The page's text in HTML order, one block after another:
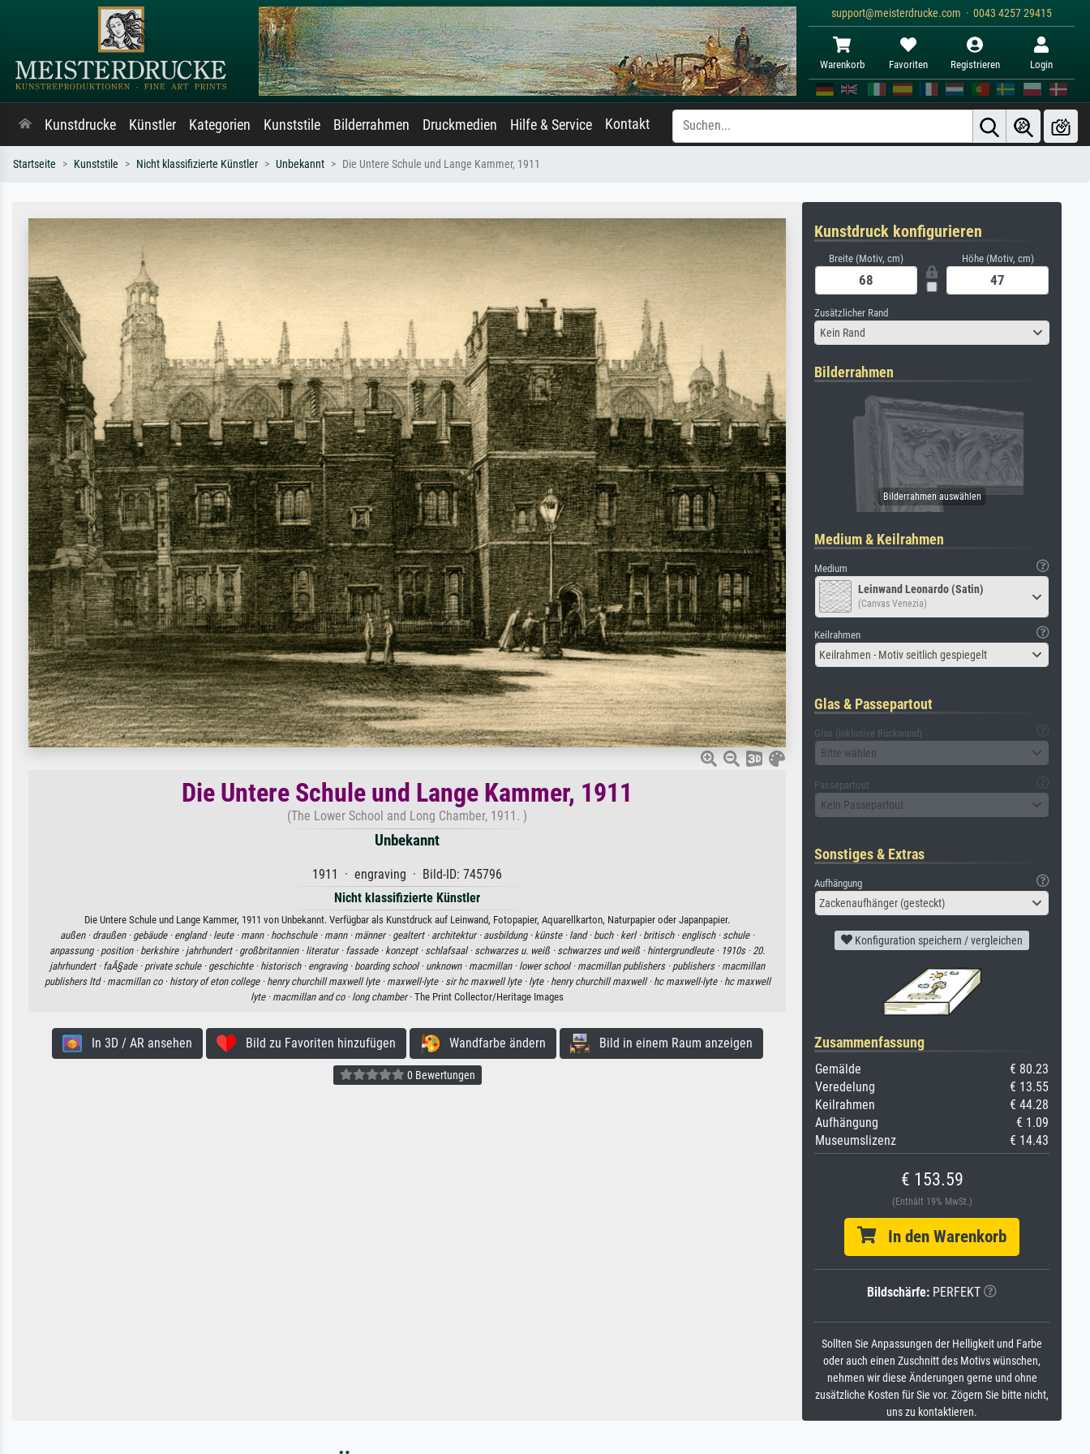
support@meisterdrucke.com · 0043 4257 29415
Warenkorb Favoriten Registrieren Login
Kunstdrucke Künstler Kategorien Kunststile Bilderrahmen Druckmedien Hilfe & Service Kontakt
Startseite Kunststile Nicht klassifizierte Künstler Unbekannt Die Untere Schule und Lange Kammer, 1911
Die Untere Schule und Lange Kammer, 1911
(The Lower School and Long Chamber, 1911. )
Unbekannt
1911 · engraving · Bild-ID: 745796
Nicht klassifizierte Künstler
Die Untere Schule und Lange Kammer, 1911 von Unbekannt. Verfügbar als Kunstdruck auf Leinwand, Fotopapier, Aquarellkarton, Naturpapier oder Japanpapier.
außen · draußen · gebäude · england · leute · mann · hochschule · mann · männer · gealtert · architektur · ausbildung · künste · land · buch · kerl · britisch · englisch · schule ·
anpassung · position · berkshire · jahrhundert · großbritannien · literatur · fassade · konzept · schlafsaal · schwarzes u. weiß · schwarzes und weiß · hintergrundleute · 1910s · 20.
jahrhundert · faÃ§ade · private schule · geschichte · historisch · engraving · boarding school · unknown · macmillan · lower school · macmillan publishers · publishers · macmillan
publishers ltd · macmillan co · history of eton college · henry churchill maxwell lyte · maxwell-lyte · sir hc maxwell lyte · lyte · henry churchill maxwell · hc maxwell-lyte · hc maxwell
lyte · macmillan and co · long chamber· The Print Collector/Heritage Images
In 3D / AR ansehen Bild zu Favoriten hinzufügen Wandfarbe ändern Bild in einem Raum anzeigen
0 Bewertungen
Kunstdruck konfigurieren
Breite (Motiv, cm) Höhe (Motiv, cm)
Zusätzlicher Rand
Kein Rand
Bilderrahmen
Medium & Keilrahmen
Medium
Leinwand Leonardo (Satin)
(Canvas Venezia)
Keilrahmen
Keilrahmen - Motiv seitlich gespiegelt
Glas & Passepartout
Glas (inklusive Rückwand)
Bitte wählen
Passepartout
Kein Passepartout
Sonstiges & Extras
Aufhängung
Zackenaufhänger (gesteckt)
Konfiguration speichern / vergleichen
Zusammenfassung
Gemälde
€ 80.23
Veredelung
€ 13.55
Keilrahmen
€ 44.28
Aufhängung
€ 1.09
Museumslizenz
€ 14.43
€ 153.59
(Enthält 19% MwSt.)
In den Warenkorb
Bildschärfe: PERFEKT
Sollten Sie Anpassungen der Helligkeit und Farbe
oder auch einen Zuschnitt des Motivs wünschen,
nehmen wir diese Änderungen gerne und ohne
zusätzliche Kosten für Sie vor. Zögern Sie bitte nicht,
uns zu kontaktieren.